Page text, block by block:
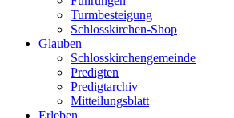
Turmbesteigung
Schlosskirchen-Shop
Glauben
Schlosskirchengemeinde
Predigten
Predigtarchiv
Mitteilungsblatt
Erleben